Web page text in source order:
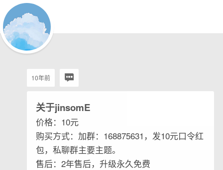
10年前
关于jinsomE
价格：10元
购买方式：加群：168875631，发10元口令红
包，私聊群主要主题。
售后：2年售后，升级永久免费